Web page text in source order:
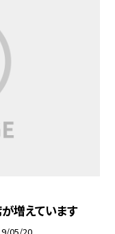
増えています